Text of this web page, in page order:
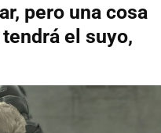
pero una cosa
el suyo,